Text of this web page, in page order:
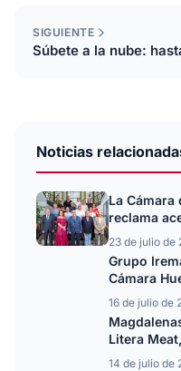
SIGUIENTE
Súbete a la nube:
Noticias
La Cámara
reclama
23 de julio de
Grupo
Cámara
16 de julio de
Litera
14 de julio de